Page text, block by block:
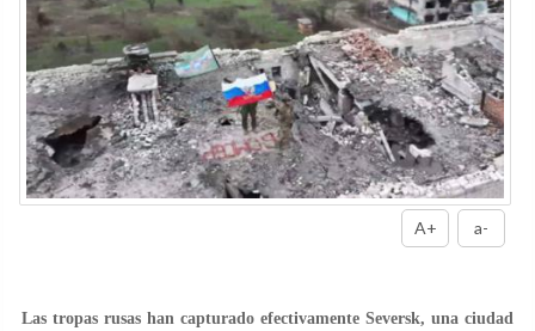
A+ a-
Las tropas rusas han capturado efectivamente Seversk, una ciudad